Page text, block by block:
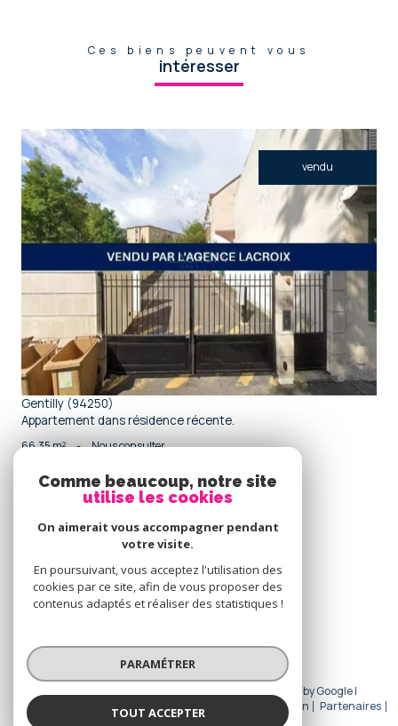
Ces biens peuvent vous
intéresser
vendu
voir le bien
Gentilly (94250)
Appartement dans résidence récente.
66,35 m² - Nous consulter
connecter
espace propriétaire
Nous
adhérons
© 2026 | Tous droits réservés | Traduction powered by Google |
Nos honoraires
Plan du site Mentions légales Admin
Partenaires
Politique RGPD
Comme beaucoup, notre site
utilise les cookies
On aimerait vous accompagner pendant
votre visite.
En poursuivant, vous acceptez l'utilisation des
cookies par ce site, afin de vous proposer des
contenus adaptés et réaliser des statistiques !
PARAMÉTRER
TOUT ACCEPTER